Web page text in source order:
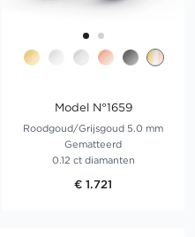
Model N°1659
Roodgoud/Grijsgoud 5.0 mm
Gematteerd
0.12 ct diamanten
€ 1.721